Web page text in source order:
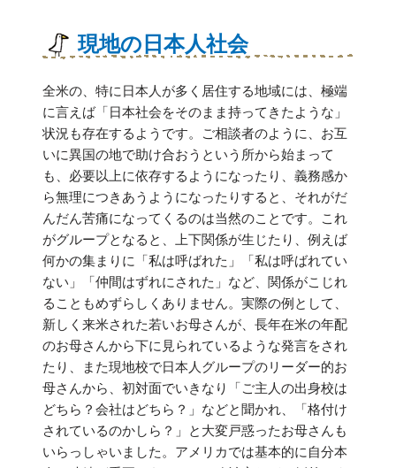
現地の日本人社会
全米の、特に日本人が多く居住する地域には、極端
に言えば「日本社会をそのまま持ってきたような」
状況も存在するようです。ご相談者のように、お互
いに異国の地で助け合おうという所から始まって
も、必要以上に依存するようになったり、義務感か
ら無理につきあうようになったりすると、それがだ
んだん苦痛になってくるのは当然のことです。これ
がグループとなると、上下関係が生じたり、例えば
何かの集まりに「私は呼ばれた」「私は呼ばれてい
ない」「仲間はずれにされた」など、関係がこじれ
ることもめずらしくありません。実際の例として、
新しく来米された若いお母さんが、長年在米の年配
のお母さんから下に見られているような発言をされ
たり、また現地校で日本人グループのリーダー的お
母さんから、初対面でいきなり「ご主人の出身校は
どちら？会社はどちら？」などと聞かれ、「格付け
されているのかしら？」と大変戸惑ったお母さんも
いらっしゃいました。アメリカでは基本的に自分本